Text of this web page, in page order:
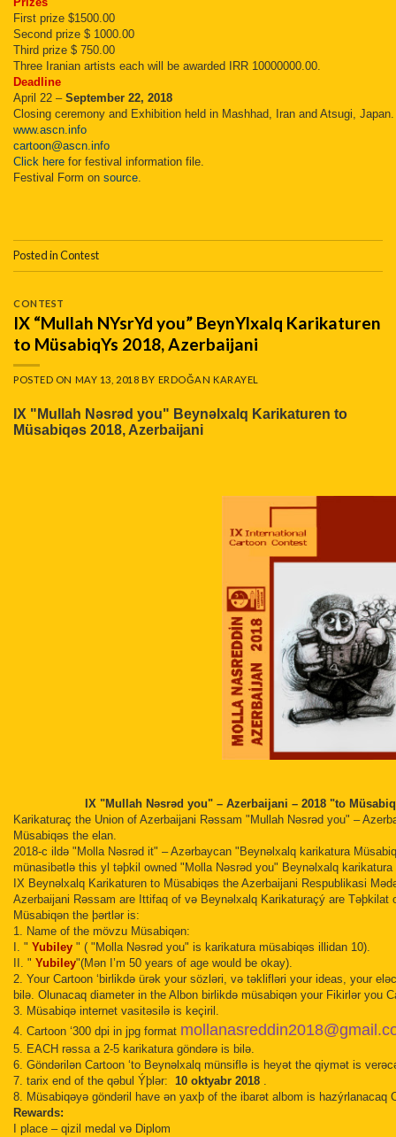
First prize $1500.00
Second prize $ 1000.00
Third prize $ 750.00
Three Iranian artists each will be awarded IRR 10000000.00.
Deadline
April 22 – September 22, 2018
Closing ceremony and Exhibition held in Mashhad, Iran and Atsugi, Japan.
www.ascn.info
cartoon@ascn.info
Click here for festival information file.
Festival Form on source.
Posted inContest
CONTEST
IX “Mullah NYsrYd you” BeynYlxalq Karikaturen
to MüsabiqYs 2018, Azerbaijani
POSTED ON MAY 13, 2018 BY ERDOĞAN KARAYEL
IX "Mullah Nəsrəd you" Beynəlxalq Karikaturen to
Müsabiqəs 2018, Azerbaijani
IX "Mullah Nəsrəd you" – Azerbaijani – 2018 "to
Karikaturaç the Union of Azerbaijani Rəssam "Mullah Nəsrəd you" –
Müsabiqəs the elan.
2018-c ildə "Molla Nəsrəd it" – Azərbaycan "Beynəlxalq karikatura
münasibətlə this yl təþkil owned "Molla Nəsrəd you" Beynəlxalq
IX Beynəlxalq Karikaturen to Müsabiqəs the Azerbaijani Respublikasi
Azerbaijani Rəssam are Ittifaq of və Beynəlxalq Karikaturaçý are
Müsabiqən the þərtlər is:
1. Name of the mövzu Müsabiqən:
I. " Yubiley " ( "Molla Nəsrəd you" is karikatura müsabiqəs illidan 10).
II. " Yubiley"(Mən I’m 50 years of age would be okay).
2. Your Cartoon ‘birlikdə ürək your sözləri, və təklifləri your ideas, your
bilə. Olunacaq diameter in the Albon birlikdə müsabiqən your Fikirlər you
3. Müsabiqə internet vasitəsilə is keçiril.
4. Cartoon ‘300 dpi in jpg format
5. EACH rəssa a 2-5 karikatura göndərə is bilə.
6. Göndərilən Cartoon ‘to Beynəlxalq münsiflə is heyət the qiymət is
7. tarix end of the qəbul Ýþlər: 10 oktyabr 2018 .
8. Müsabiqəyə göndəril have ən yaxþ of the ibarət albom is hazýrlanacaq
Rewards:
I place – qizil medal və Diplom